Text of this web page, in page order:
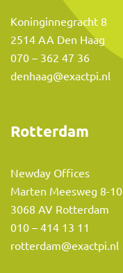
Koninginnegracht 8
2514 AA Den Haag
070 – 362 47 36
denhaag@exactpi.nl
Rotterdam
Newday Offices
Marten Meesweg 8-10
3068 AV Rotterdam
010 – 414 13 11
rotterdam@exactpi.nl